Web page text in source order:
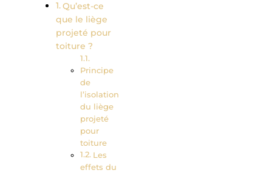
Qu’est-ce
que le liège
projeté pour
toiture ?
Principe
de
l’isolation
du liège
projeté
pour
toiture
Les
effets du